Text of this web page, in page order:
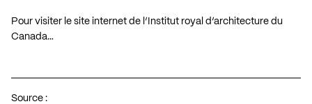
Pour visiter le site internet de l’Institut royal d’architecture du
Canada…
Source :